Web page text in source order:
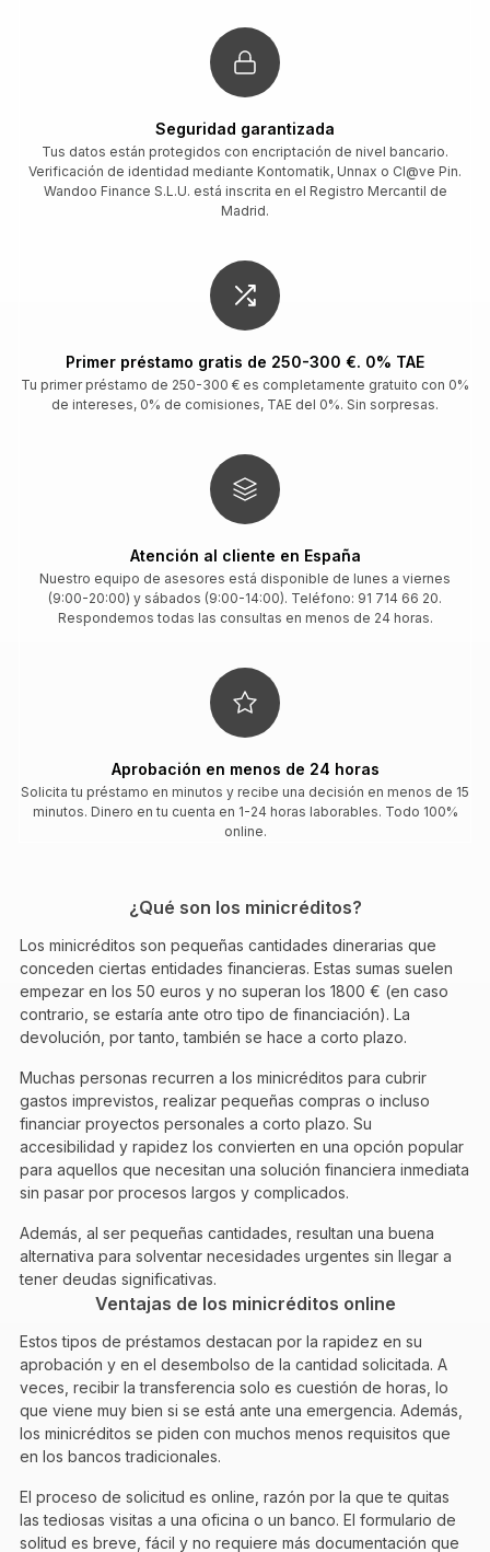
Seguridad garantizada
Tus datos están protegidos con encriptación de nivel bancario.
Verificación de identidad mediante Kontomatik, Unnax o Cl@ve Pin.
Wandoo Finance S.L.U. está inscrita en el Registro Mercantil de
Madrid.
Primer préstamo gratis de 250-300 €. 0% TAE
Tu primer préstamo de 250-300 € es completamente gratuito con 0%
de intereses, 0% de comisiones, TAE del 0%. Sin sorpresas.
Atención al cliente en España
Nuestro equipo de asesores está disponible de lunes a viernes
(9:00-20:00) y sábados (9:00-14:00). Teléfono: 91 714 66 20.
Respondemos todas las consultas en menos de 24 horas.
Aprobación en menos de 24 horas
Solicita tu préstamo en minutos y recibe una decisión en menos de 15
minutos. Dinero en tu cuenta en 1-24 horas laborables. Todo 100%
online.
¿Qué son los minicréditos?
Los minicréditos son pequeñas cantidades dinerarias que
conceden ciertas entidades financieras. Estas sumas suelen
empezar en los 50 euros y no superan los 1800 € (en caso
contrario, se estaría ante otro tipo de financiación). La
devolución, por tanto, también se hace a corto plazo.
Muchas personas recurren a los minicréditos para cubrir
gastos imprevistos, realizar pequeñas compras o incluso
financiar proyectos personales a corto plazo. Su
accesibilidad y rapidez los convierten en una opción popular
para aquellos que necesitan una solución financiera inmediata
sin pasar por procesos largos y complicados.
Además, al ser pequeñas cantidades, resultan una buena
alternativa para solventar necesidades urgentes sin llegar a
tener deudas significativas.
Ventajas de los minicréditos online
Estos tipos de préstamos destacan por la rapidez en su
aprobación y en el desembolso de la cantidad solicitada. A
veces, recibir la transferencia solo es cuestión de horas, lo
que viene muy bien si se está ante una emergencia. Además,
los minicréditos se piden con muchos menos requisitos que
en los bancos tradicionales.
El proceso de solicitud es online, razón por la que te quitas
las tediosas visitas a una oficina o un banco. El formulario de
solitud es breve, fácil y no requiere más documentación que